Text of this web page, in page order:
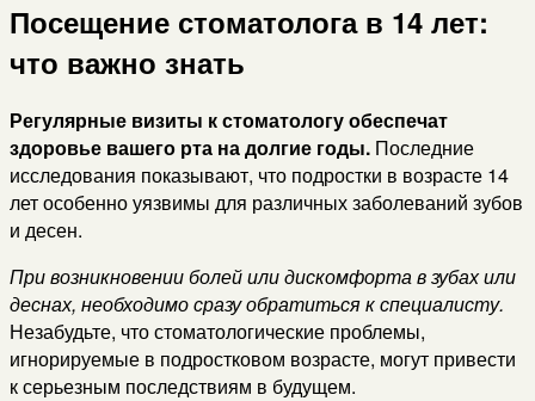
Посещение стоматолога в 14 лет:
что важно знать
Регулярные визиты к стоматологу обеспечат
здоровье вашего рта на долгие годы. Последние
исследования показывают, что подростки в возрасте 14
лет особенно уязвимы для различных заболеваний зубов
и десен.
При возникновении болей или дискомфорта в зубах или
деснах, необходимо сразу обратиться к специалисту.
Незабудьте, что стоматологические проблемы,
игнорируемые в подростковом возрасте, могут привести
к серьезным последствиям в будущем.